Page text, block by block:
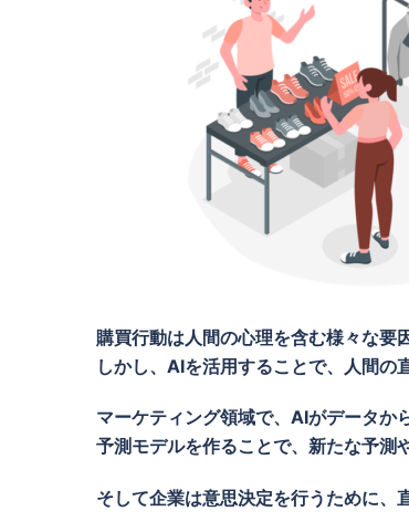
購買行動は人間の心理を含む様々な要
しかし、AIを活用することで、人間の
マーケティング領域で、AIがデータか
予測モデルを作ることで、 新たな予測
そして企業は意思決定を行うために、